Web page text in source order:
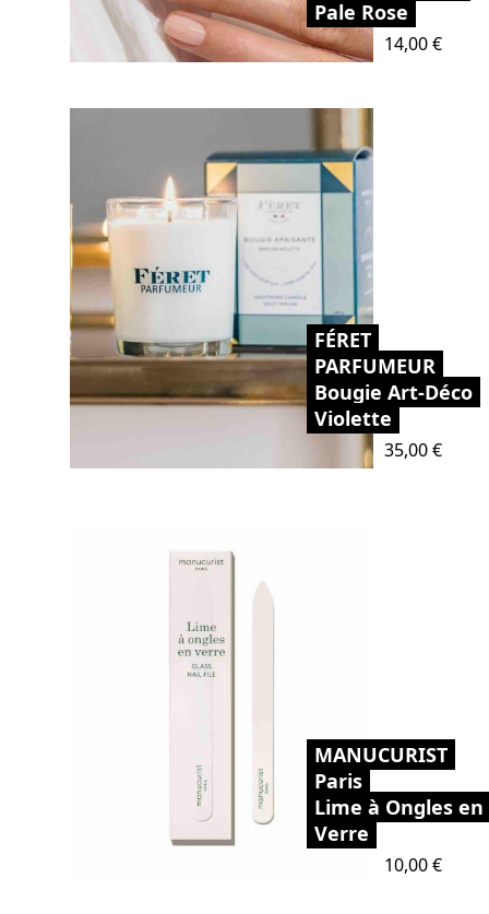
Pale Rose
Prix
14,00 €
FÉRET
PARFUMEUR
Bougie Art-Déco
Violette
Prix
35,00 €
MANUCURIST
Paris
Lime à Ongles en
Verre
Prix
10,00 €